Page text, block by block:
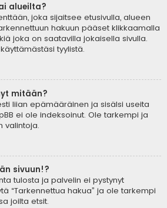
alueilta?
joka sijaitsee etusivulla, alueen
hakuun pääset klikkaamalla
joka on saatavilla jokaisella sivulla.
tyylistä.
mitään?
liian epämääräinen ja sisälsi useita
ei ole indeksoinut. Ole tarkempi ja
valintoja.
sivuun!?
tulosta ja palvelin ei pystynyt
“Tarkennettua hakua” ja ole tarkempi
joilta etsit.